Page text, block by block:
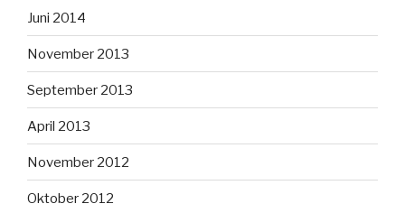
Juni 2014
November 2013
September 2013
April 2013
November 2012
Oktober 2012